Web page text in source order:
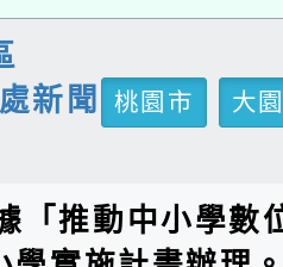
新聞
桃園市
大
「推動中小學數